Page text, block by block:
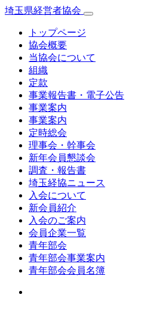
埼玉県経営者協会
トップページ
協会概要
当協会について
組織
定款
事業報告書・電子公告
事業案内
事業案内
定時総会
理事会・幹事会
新年会員懇談会
調査・報告書
埼玉経協ニュース
入会について
新会員紹介
入会のご案内
会員企業一覧
青年部会
青年部会事業案内
青年部会会員名簿